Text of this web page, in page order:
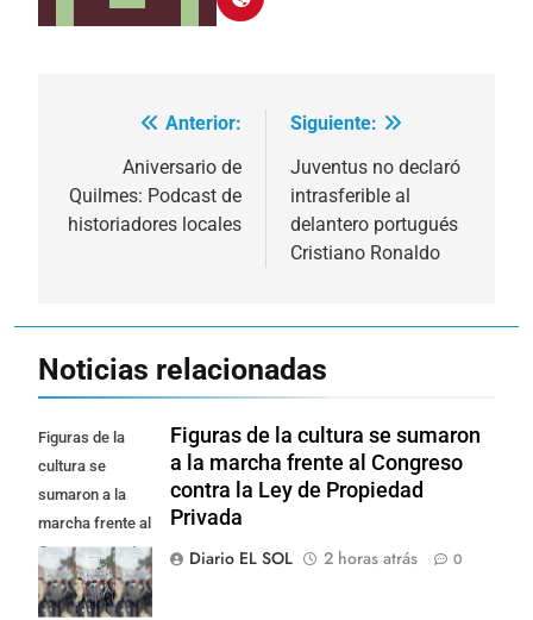
Navegación
entradas
Anterior:
Aniversario de
Quilmes: Podcast de
historiadores locales
Siguiente:
Juventus no declaró
intrasferible al
delantero portugués
Cristiano Ronaldo
Noticias relacionadas
Figuras de la
cultura se
sumaron a la
marcha frente al
Congreso contra
la Ley de
Propiedad
Figuras de la cultura se sumaron
a la marcha frente al Congreso
contra la Ley de Propiedad
Privada
Diario EL SOL
2 horas atrás 0